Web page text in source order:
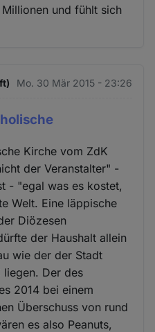
und fühlt sich
Mo. 30 Mär 2015 - 23:26
Kirche vom ZdK
der Veranstalter" -
- "egal was es kostet,
Welt. Eine läppische
Diözesen
der Haushalt allein
wie der der Stadt
liegen. Der des
2014 bei einem
Überschuss von rund
es also Peanuts,